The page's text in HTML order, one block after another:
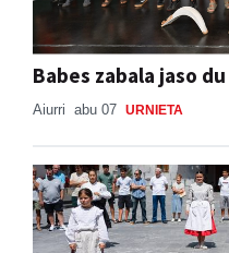
Babes zabala jaso
Aiurri abu 07 URNIETA